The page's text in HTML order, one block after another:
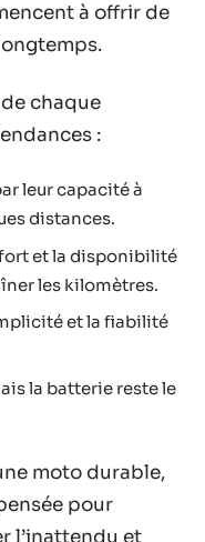
à offrir de
chaque
:
leur capacité à
distances.
et la disponibilité
les kilomètres.
et la fiabilité
la batterie reste le
moto durable,
pour
l’inattendu et